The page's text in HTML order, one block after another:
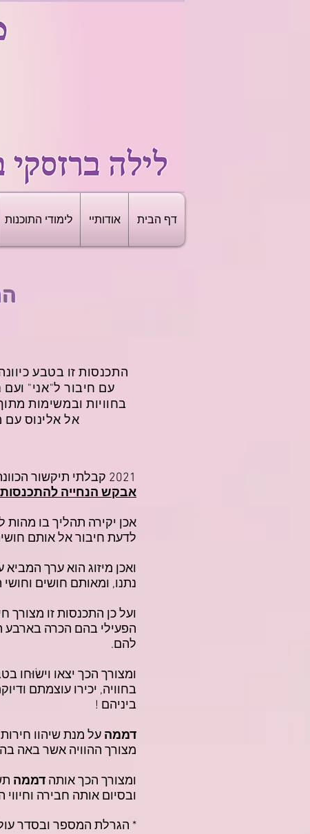
דף הבית אודותיי לימודי התוכנות
התכנסות זו בטבע
עם חיבור ל"אני"
בחוויות ובמשימות
אל אלינוס עם
2021 קבלתי תיקשור הכוונה איך לנהל את ההתכנסות בטבע
אבקש הנחייה להתכנסות 1.5.2021
אכן יקירה תהליך בו
לדעת חיבור אל אותם
ואכן מיזוג הוא ערך
נתנו, ומאותם חושים
ועל כן התכנסות זו מצורך
הפעילי בהם הכרה בארבע
להם.
ומצורך הכך יצאו וישׂוּחו
בחוויה, יכירו עוצמתם
ביניהם !
דממה על מנת שיהוו
מצורך ההוויה אשר באה
ומצורך הכך אותה דממה
ובסיום אותה חבירה
* הגרלת המספר ובסדר